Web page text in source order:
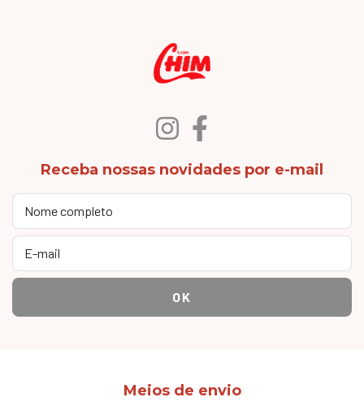
Receba nossas novidades por e-mail
Meios de envio